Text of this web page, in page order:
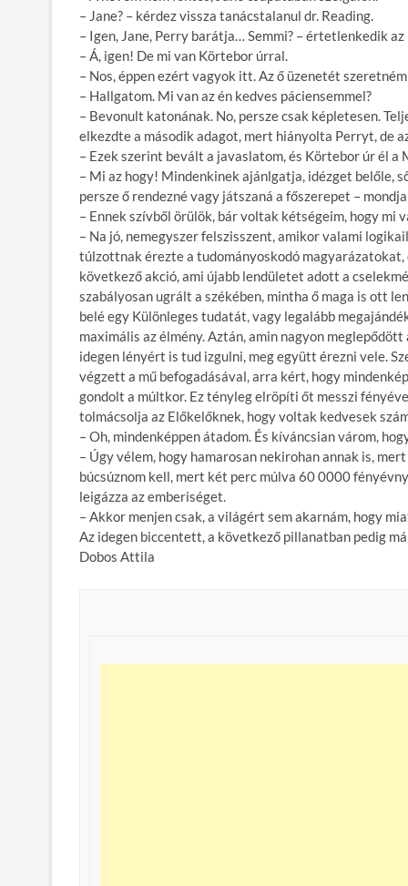
– Jane? – kérdez vissza tanácstalanul dr. Reading.
– Igen, Jane, Perry barátja… Semmi? – értetlenkedik
– Á, igen! De mi van Körtebor úrral.
– Nos, éppen ezért vagyok itt. Az ő üzenetét
– Hallgatom. Mi van az én kedves páciensemmel?
– Bevonult katonának. No, persze csak képletesen.
elkezdte a második adagot, mert hiányolta Perryt, de
– Ezek szerint bevált a javaslatom, és Körtebor úr él a
– Mi az hogy! Mindenkinek ajánlgatja, idézget belőle,
persze ő rendezné vagy játszaná a főszerepet –
– Ennek szívből örülök, bár voltak kétségeim, hogy mi
– Na jó, nemegyszer felszisszent, amikor valami
túlzottnak érezte a tudományoskodó
következő akció, ami újabb lendületet adott a
szabályosan ugrált a székében, mintha ő maga is ott
belé egy Különleges tudatát, vagy legalább
maximális az élmény. Aztán, amin nagyon
idegen lényért is tud izgulni, meg együtt érezni vele.
végzett a mű befogadásával, arra kért, hogy
gondolt a múltkor. Ez tényleg elröpíti őt messzi
tolmácsolja az Előkelőknek, hogy voltak kedvesek
– Oh, mindenképpen átadom. És kíváncsian várom,
– Úgy vélem, hogy hamarosan nekirohan annak is,
búcsúznom kell, mert két perc múlva 60 0000
leigázza az emberiséget.
– Akkor menjen csak, a világért sem akarnám, hogy
Az idegen biccentett, a következő pillanatban pedig
Dobos Attila